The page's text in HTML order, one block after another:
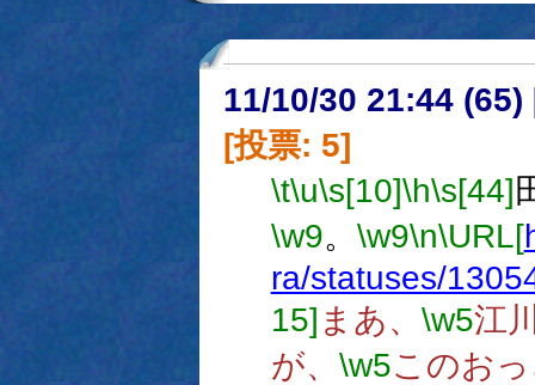
11/10/30 21:44 (65)
[投票: 5]
\t\u\s[10]\h\s[44]
\w9。 \w9\n\URL[
ra/statuses/
15] まあ、 \w5江
が、 \w5このお